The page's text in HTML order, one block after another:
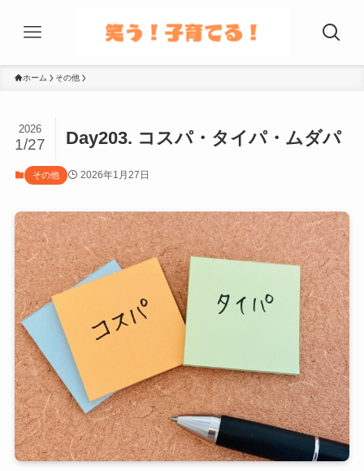
ホーム その他
Day203. コスパ・タイパ・ムダパ
2026
1/27
その他 2026年1月27日